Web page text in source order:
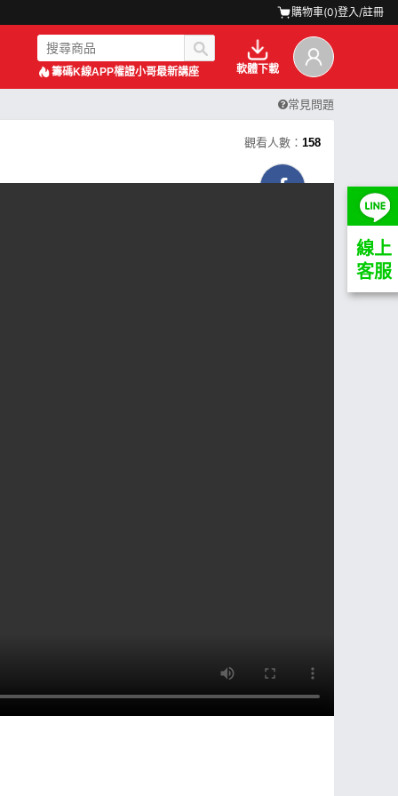
購物車(0)登入/註冊
籌碼K線APP權證小哥最新講座 軟體下載
常見問題
線上
客服
觀看人數： 158